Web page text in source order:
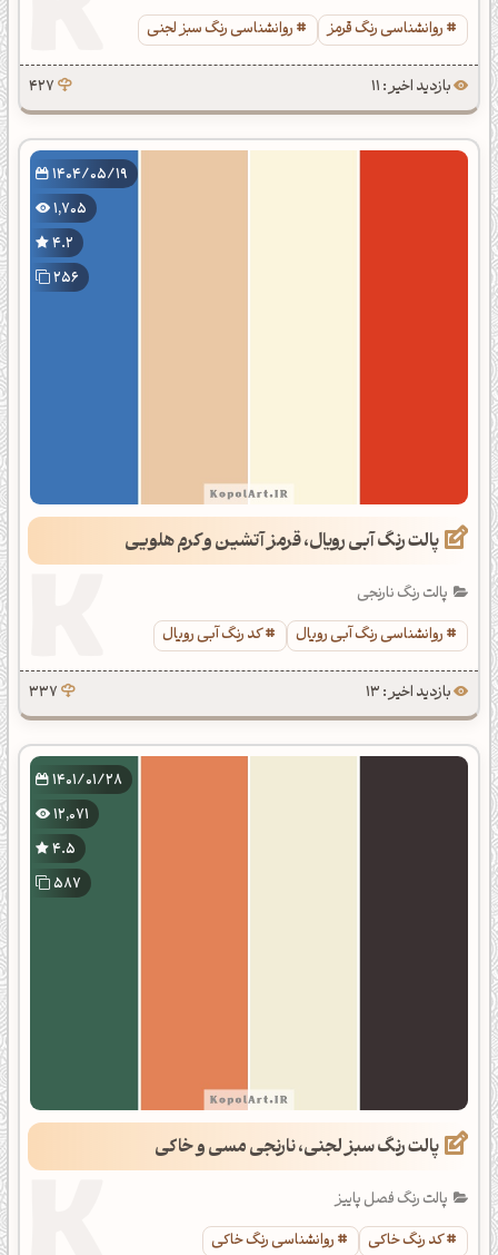
روانشناسی رنگ قرمز
روانشناسی رنگ سبز لجنی
بازدید اخیر : 11 427
1404/05/19
1,705
4.2
256
پالت رنگ آبی رویال، قرمز آتشین و کرم هلویی
پالت رنگ نارنجی
روانشناسی رنگ آبی رویال
کد رنگ آبی رویال
بازدید اخیر : 13 337
1401/01/28
12,071
4.5
587
پالت رنگ سبز لجنی، نارنجی مسی و خاکی
پالت رنگ فصل پاییز
کد رنگ خاکی
روانشناسی رنگ خاکی